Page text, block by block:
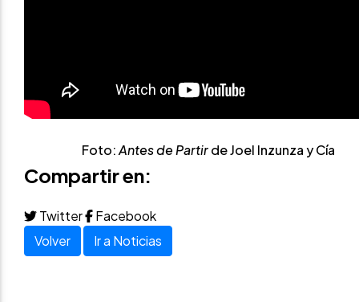
Foto:Antes de Partirde Joel Inzunza y Cía
Compartir en:
Twitter
Facebook
Volver
Ir a Noticias